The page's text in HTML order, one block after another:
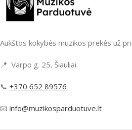
Aukštos kokybės muzikos prekės už
📍 Varpo g. 25, Šiauliai
📞 +370 652 89576
📧 info@muzikosparduotuve.lt